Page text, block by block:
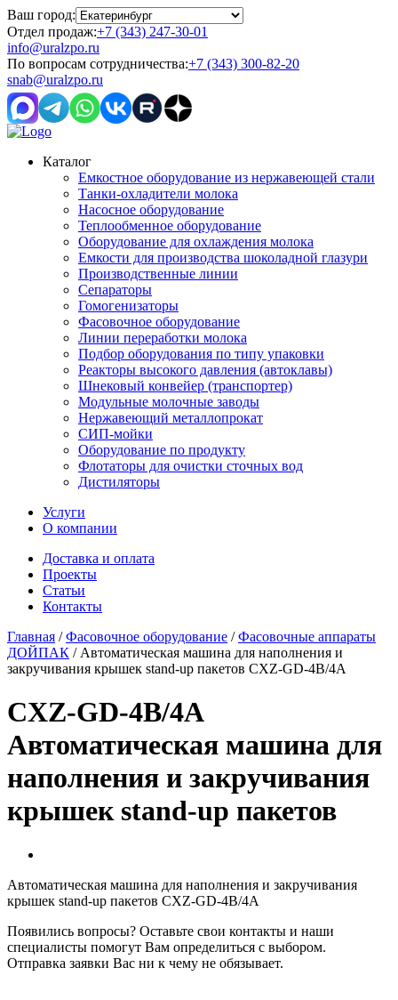
Ваш город:
Отдел продаж:+7 (343) 247-30-01
info@uralzpo.ru
По вопросам сотрудничества:+7 (343) 300-82-20
snab@uralzpo.ru
Каталог
Емкостное оборудование из нержавеющей стали
Танки-охладители молока
Насосное оборудование
Теплообменное оборудование
Оборудование для охлаждения молока
Емкости для производства шоколадной глазури
Производственные линии
Сепараторы
Гомогенизаторы
Фасовочное оборудование
Линии переработки молока
Подбор оборудования по типу упаковки
Реакторы высокого давления (автоклавы)
Шнековый конвейер (транспортер)
Модульные молочные заводы
Нержавеющий металлопрокат
СИП-мойки
Оборудование по продукту
Флотаторы для очистки сточных вод
Дистиляторы
Услуги
О компании
Доставка и оплата
Проекты
Статьи
Контакты
Главная /Фасовочное оборудование /Фасовочные аппараты
ДОЙПАК / Автоматическая машина для наполнения и
закручивания крышек stand-up пакетов CXZ-GD-4B/4A
CXZ-GD-4B/4A
Автоматическая машина для
наполнения и закручивания
крышек stand-up пакетов
Автоматическая машина для наполнения и закручивания
крышек stand-up пакетов CXZ-GD-4B/4A
Появились вопросы? Оставьте свои контакты и наши
специалисты помогут Вам определиться с выбором.
Отправка заявки Вас ни к чему не обязывает.